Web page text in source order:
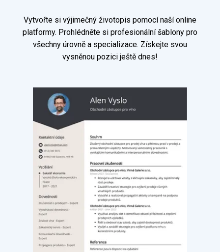
Vytvořte si výjimečný životopis pomocí naší online
platformy. Prohlédněte si profesionální šablony pro
všechny úrovně a specializace. Získejte svou
vysněnou pozici ještě dnes!